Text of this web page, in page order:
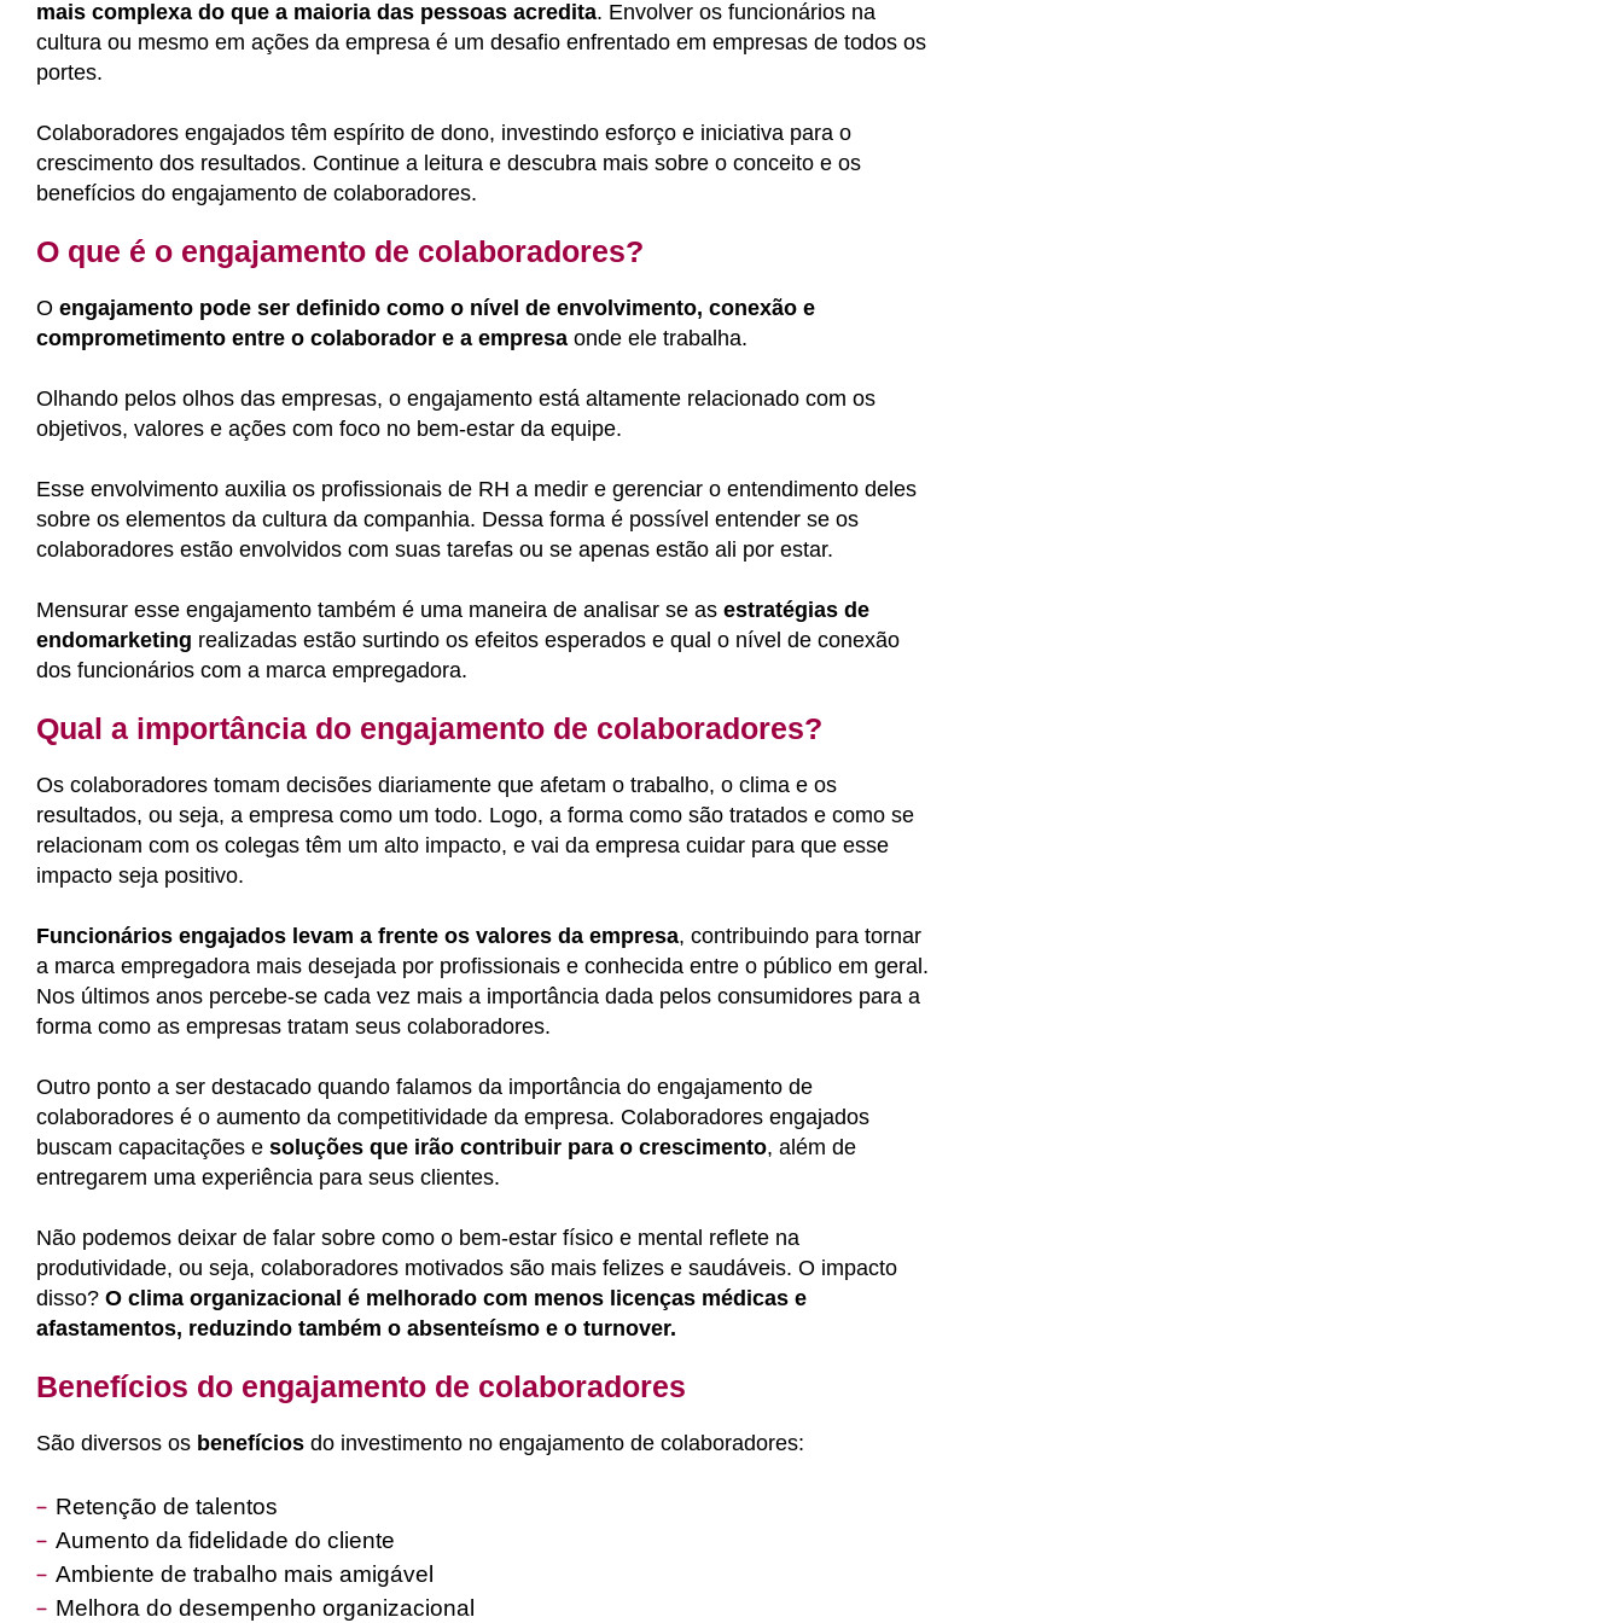
mais complexa do que a maioria das pessoas acredita. Envolver os funcionários na
cultura ou mesmo em ações da empresa é um desafio enfrentado em empresas de todos os
portes.
Colaboradores engajados têm espírito de dono, investindo esforço e iniciativa para o
crescimento dos resultados. Continue a leitura e descubra mais sobre o conceito e os
benefícios do engajamento de colaboradores.
O que é o engajamento de colaboradores?
O engajamento pode ser definido como o nível de envolvimento, conexão e
comprometimento entre o colaborador e a empresa onde ele trabalha.
Olhando pelos olhos das empresas, o engajamento está altamente relacionado com os
objetivos, valores e ações com foco no bem-estar da equipe.
Esse envolvimento auxilia os profissionais de RH a medir e gerenciar o entendimento deles
sobre os elementos da cultura da companhia. Dessa forma é possível entender se os
colaboradores estão envolvidos com suas tarefas ou se apenas estão ali por estar.
Mensurar esse engajamento também é uma maneira de analisar se as estratégias de
endomarketing realizadas estão surtindo os efeitos esperados e qual o nível de conexão
dos funcionários com a marca empregadora.
Qual a importância do engajamento de colaboradores?
Os colaboradores tomam decisões diariamente que afetam o trabalho, o clima e os
resultados, ou seja, a empresa como um todo. Logo, a forma como são tratados e como se
relacionam com os colegas têm um alto impacto, e vai da empresa cuidar para que esse
impacto seja positivo.
Funcionários engajados levam a frente os valores da empresa, contribuindo para tornar
a marca empregadora mais desejada por profissionais e conhecida entre o público em geral.
Nos últimos anos percebe-se cada vez mais a importância dada pelos consumidores para a
forma como as empresas tratam seus colaboradores.
Outro ponto a ser destacado quando falamos da importância do engajamento de
colaboradores é o aumento da competitividade da empresa. Colaboradores engajados
buscam capacitações e soluções que irão contribuir para o crescimento, além de
entregarem uma experiência para seus clientes.
Não podemos deixar de falar sobre como o bem-estar físico e mental reflete na
produtividade, ou seja, colaboradores motivados são mais felizes e saudáveis. O impacto
disso? O clima organizacional é melhorado com menos licenças médicas e
afastamentos, reduzindo também o absenteísmo e o turnover.
Benefícios do engajamento de colaboradores
São diversos os benefícios do investimento no engajamento de colaboradores:
Retenção de talentos
Aumento da fidelidade do cliente
Ambiente de trabalho mais amigável
Melhora do desempenho organizacional